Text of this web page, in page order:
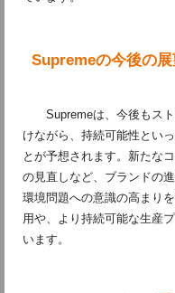
Supremeの今後の
Supremeは、今後もス
けながら、持続可能性とい
とが予想されます。新たな
の見直しなど、ブランドの
環境問題への意識の高まり
用や、より持続可能な生産
います。